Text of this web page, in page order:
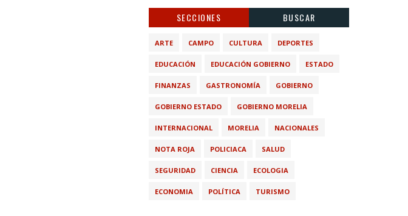
SECCIONES BUSCAR
ARTE CAMPO CULTURA DEPORTES
EDUCACIÓN EDUCACIÓN GOBIERNO ESTADO
FINANZAS GASTRONOMÍA GOBIERNO
GOBIERNO ESTADO GOBIERNO MORELIA
INTERNACIONAL MORELIA NACIONALES
NOTA ROJA POLICIACA SALUD
SEGURIDAD CIENCIA ECOLOGIA
ECONOMIA POLÍTICA TURISMO